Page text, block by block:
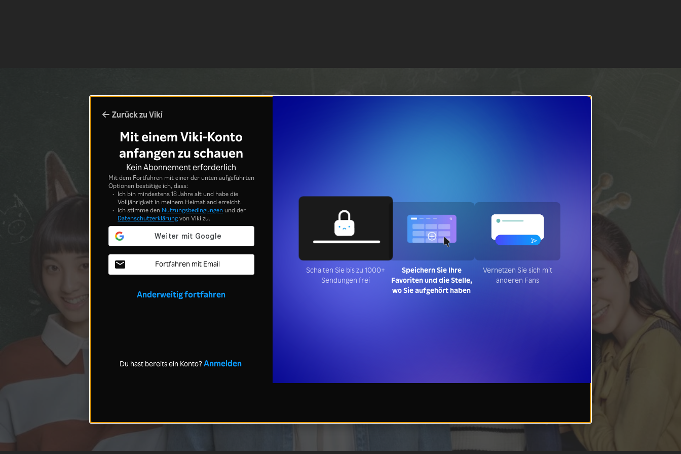
Zurück zu Viki
Mit einem Viki-Konto
anfangen zu schauen
Kein Abonnement erforderlich
Mit dem Fortfahren mit einer der unten aufgeführten
Optionen bestätige ich, dass:
Ich bin mindestens 18 Jahre alt und habe die
Volljährigkeit in meinem Heimatland erreicht.
Ich stimme den Nutzungsbedingungenund der
Datenschutzerklärungvon Viki zu.
Fortfahren mit Email
Anderweitig fortfahren
Du hast bereits ein Konto?Anmelden
Schalten Sie bis zu 1000+
Sendungen frei
Speichern Sie Ihre
Favoriten und die Stelle,
wo Sie aufgehört haben
Vernetzen Sie sich mit
anderen Fans